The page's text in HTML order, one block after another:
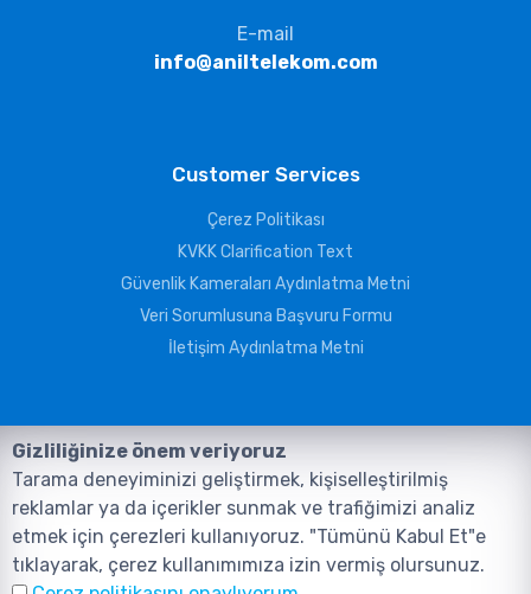
E-mail
info@aniltelekom.com
Customer Services
Çerez Politikası
KVKK Clarification Text
Güvenlik Kameraları Aydınlatma Metni
Veri Sorumlusuna Başvuru Formu
İletişim Aydınlatma Metni
©2026, Tüm Hakları ANIL TELEKOMÜNİKASYON GÜVENLİK VE BİLİŞİM
Gizliliğinize önem veriyoruz
Tarama deneyiminizi geliştirmek, kişiselleştirilmiş
reklamlar ya da içerikler sunmak ve trafiğimizi analiz
etmek için çerezleri kullanıyoruz. "Tümünü Kabul Et"e
tıklayarak, çerez kullanımımıza izin vermiş olursunuz.